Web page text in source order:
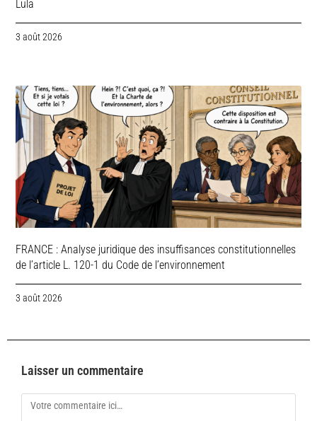
Lula
3 août 2026
FRANCE : Analyse juridique des insuffisances constitutionnelles
de l’article L. 120-1 du Code de l’environnement
3 août 2026
Laisser un commentaire